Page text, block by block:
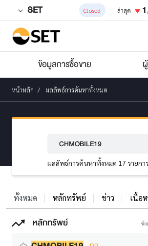
SET Closed ล่าสุด
ข้อมูลการซื้อขาย
หน้าหลัก ผลลัพธ์การค้นหาทั้งหมด
ผลลัพธ์การค้นหาทั้งหมด 17 รายกา
ทั้งหมด หลักทรัพย์ ข่าว เนื้อ
หลักทรัพย์ ข้อ